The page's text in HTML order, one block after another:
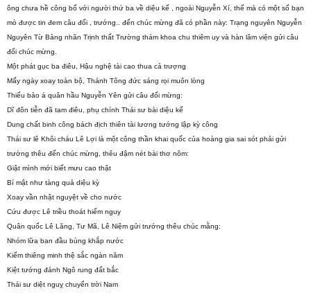
ông chưa hề công bố với người thứ ba về diệu kế , ngoài Nguyễn Xí, thế mà có một số bạn
mò được tin đem câu đối , trướng.. đến chúc mừng đã có phần này: Trạng nguyên Nguyễn
Nguyên Từ Bảng nhãn Trịnh thất Trường thám khoa chu thiêm uy và hàn lâm viện gửi câu
đối chúc mừng.
Một phát gục ba điêu, Hậu nghệ tài cao thua cả trượng
Mấy ngày xoay toàn bộ, Thánh Tông đức sáng rọi muôn lòng
Thiếu bảo á quân hầu Nguyễn Yên gửi câu đối mừng:
Dĩ đôn tiễn đã tam điêu, phụ chính Thái sư bài diệu kế
Dung chất binh công bách địch thiên tài lương tướng lập kỳ công
Thái sư lê Khôi cháu Lê Lợi là một công thần khai quốc của hoàng gia sai sót phải gửi
trướng thêu đến chúc mừng, thêu đậm nét bài thơ nôm:
Giật mình mới biết mưu cao thật
Bí mật như tàng quả diệu kỳ
Xoay vần nhật nguyệt về cho nước
Cứu được Lê triều thoát hiểm nguy
Quân quốc Lê Lăng, Tư Mã, Lê Niệm gửi trướng thêu chúc mằng:
Nhóm lữa ban đầu bùng khắp nước
Kiếm thiêng minh thệ sắc ngàn năm
Kiệt tướng đánh Ngô rung đất bắc
Thái sư diệt nguỵ chuyển trời Nam